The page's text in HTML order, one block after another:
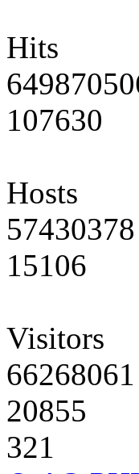
Hits
107630
Hosts
57430378
15106
Visitors
66268061
20855
321